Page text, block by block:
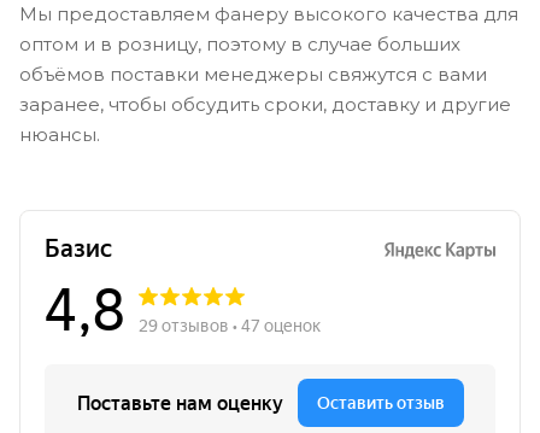
Мы предоставляем фанеру высокого качества для
оптом и в розницу, поэтому в случае больших
объёмов поставки менеджеры свяжутся с вами
заранее, чтобы обсудить сроки, доставку и другие
нюансы.